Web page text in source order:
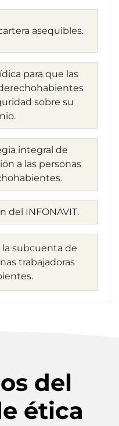
asequibles.
para que las
sobre su
integral de
a las personas
del INFONAVIT.
subcuenta de
trabajadoras
del
ética